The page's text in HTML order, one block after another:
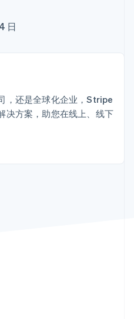
告
步
休闲
和管理服
日
，还是全球化企业，Stripe
决方案，助您在线上、线下